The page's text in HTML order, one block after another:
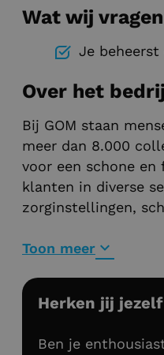
Wat wij vragen
Je beheerst
Over het
Bij GOM staan
meer dan 8.000
voor een schone en
klanten in diverse
zorginstellingen,
kantoren.
Toon meer
Herken jij
Ben je